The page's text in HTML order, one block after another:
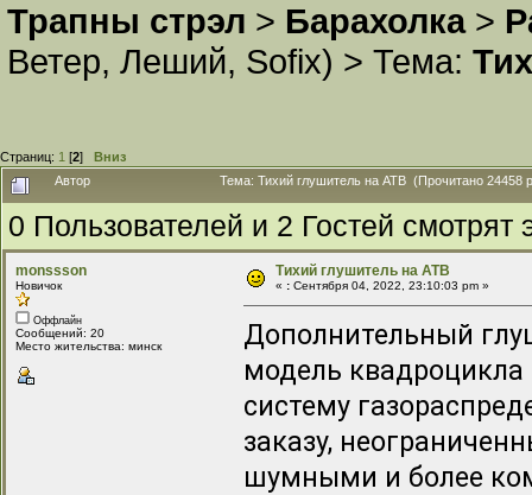
Трапны стрэл > Барахолка>
Ветер, Леший, Sofix) > Тема:
Страниц: 1 [2] Вниз
Автор
Тема: Тихий глушитель на АТВ (Прочитано 24458
0 Пользователей и 2 Гостей смотрят
monssson
Новичок
Оффлайн
Сообщений: 20
Место жительства: минск
Тихий глушитель на АТВ
« : Сентября 04, 2022, 23:10:03 pm »
Дополнительный
модель
систему
заказу,
шумными и более